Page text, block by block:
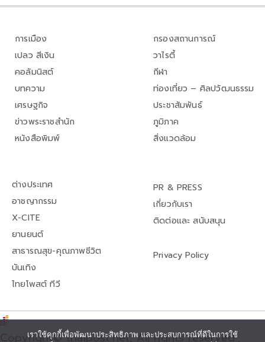
การเมือง
เปลว สีเงิน
คอลัมนิสต์
บทความ
เศรษฐกิจ
ข่าวพระราชสำนัก
หนังสือพิมพ์
กรองสถานการณ์
วาไรตี้
กีฬา
ท่องเที่ยว – ศิลปวัฒนธรรม
ประชาสัมพันธ์
ภูมิภาค
สิ่งแวดล้อม
ต่างประเทศ
อาชญากรรม
X-CITE
ยานยนต์
สาธารณสุข-คุณภาพชีวิต
บันเทิง
ไทยโพสต์ ทีวี
PR & PRESS
เกี่ยวกับเรา
ติดต่อและ สนับสนุน
Privacy Policy
Copyright© thaipost.net, All rights reserved.,
เราใช้คุกกี้เพื่อพัฒนาประสิทธิภาพ และประสบการณ์ที่ดีในการใช้